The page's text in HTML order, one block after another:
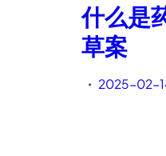
什么是
草案
• 2025-02-